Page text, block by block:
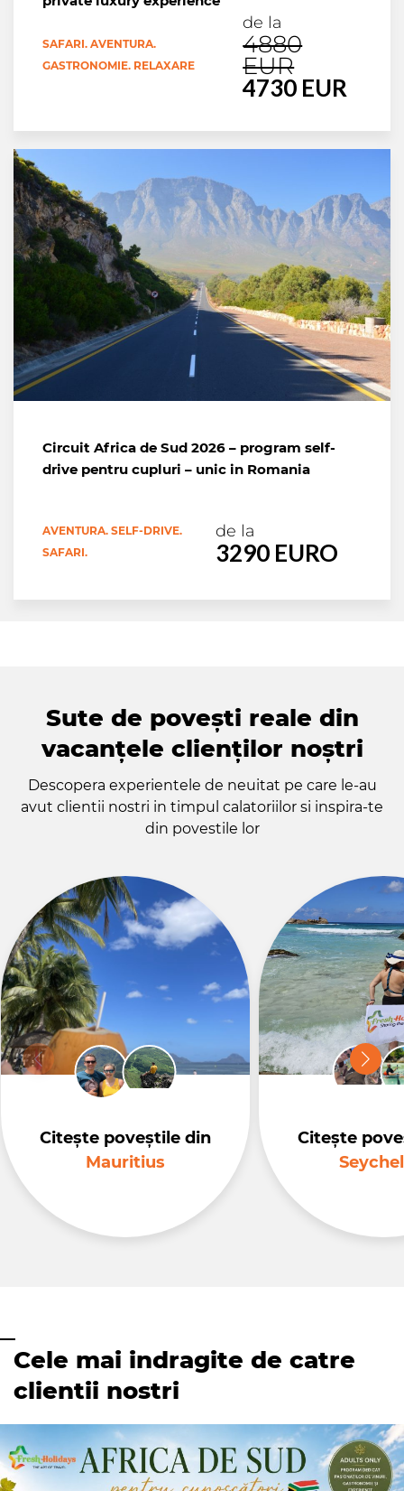
SAFARI. AVENTURA.
GASTRONOMIE. RELAXARE
de la
4880
EUR
4730 EUR
Circuit Africa de Sud 2026 – program self-
drive pentru cupluri – unic in Romania
AVENTURA. SELF-DRIVE.
SAFARI.
de la
3290 EURO
Sute de povești reale din
vacanțele clienților noștri
Descopera experientele de neuitat pe care le-au
avut clientii nostri in timpul calatoriilor si inspira-te
din povestile lor
Citește poveștile din
Mauritius
Citește
Cele mai indragite de catre
clientii nostri